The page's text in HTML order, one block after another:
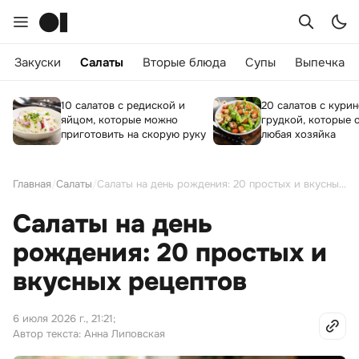
Закуски Салаты Вторые блюда Супы Выпечка
10 салатов с редиской и
яйцом, которые можно
приготовить на скорую руку
20 салатов с
грудкой, которые
любая хозяйка
Главная Салаты Салаты на день рождения: 20 простых и вкусных рецептов
Салаты на день
рождения: 20 простых и
вкусных рецептов
6 июля 2026 г., 21:21;
Автор текста: Анна Липовская